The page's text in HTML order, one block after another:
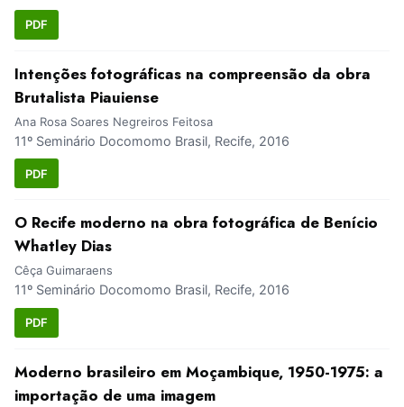
PDF
Intenções fotográficas na compreensão da obra
Brutalista Piauiense
Ana Rosa Soares Negreiros Feitosa
11º Seminário Docomomo Brasil, Recife, 2016
PDF
O Recife moderno na obra fotográfica de Benício
Whatley Dias
Cêça Guimaraens
11º Seminário Docomomo Brasil, Recife, 2016
PDF
Moderno brasileiro em Moçambique, 1950-1975: a
importação de uma imagem